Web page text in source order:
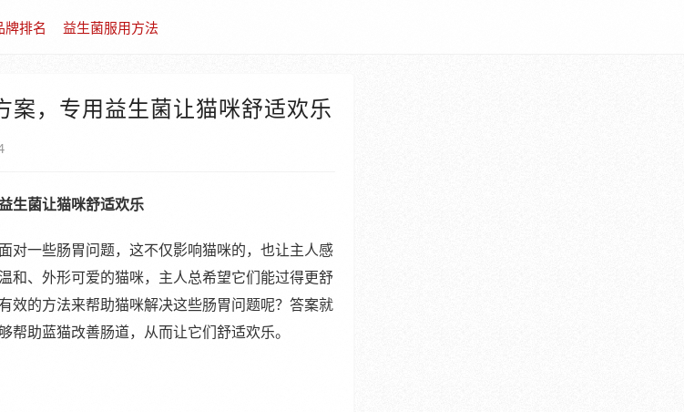
牌排名 益生菌服用方法
案，专用益生菌让猫咪舒适欢乐
生菌让猫咪舒适欢乐
对一些肠胃问题，这不仅影响猫咪的，也让主人感
和、外形可爱的猫咪，主人总希望它们能过得更舒
效的方法来帮助猫咪解决这些肠胃问题呢？答案就
帮助蓝猫改善肠道，从而让它们舒适欢乐。